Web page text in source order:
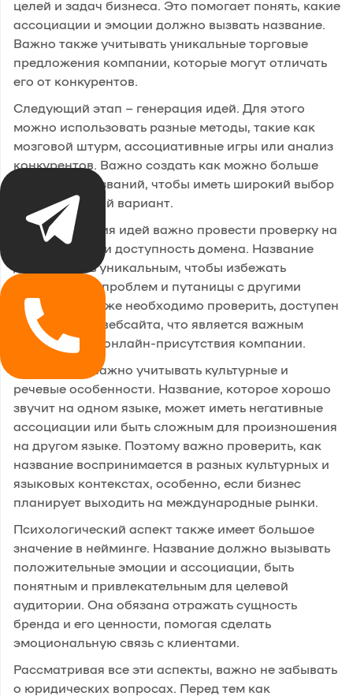
целей и задач бизнеса. Это помогает понять, какие
ассоциации и эмоции должно вызвать название.
Важно также учитывать уникальные торговые
предложения компании, которые могут отличать
его от конкурентов.
Следующий этап – генерация идей. Для этого
можно использовать разные методы, такие как
мозговой штурм, ассоциативные игры или анализ
конкурентов. Важно создать как можно больше
вариантов названий, чтобы иметь широкий выбор
и найти лучший вариант.
После создания идей важно провести проверку на
уникальность и доступность домена. Название
должно быть уникальным, чтобы избежать
юридических проблем и путаницы с другими
брендами. Также необходимо проверить, доступен
ли домен для вебсайта, что является важным
аспектом для онлайн-присутствия компании.
Кроме того, важно учитывать культурные и
речевые особенности. Название, которое хорошо
звучит на одном языке, может иметь негативные
ассоциации или быть сложным для произношения
на другом языке. Поэтому важно проверить, как
название воспринимается в разных культурных и
языковых контекстах, особенно, если бизнес
планирует выходить на международные рынки.
Психологический аспект также имеет большое
значение в нейминге. Название должно вызывать
положительные эмоции и ассоциации, быть
понятным и привлекательным для целевой
аудитории. Она обязана отражать сущность
бренда и его ценности, помогая сделать
эмоциональную связь с клиентами.
Рассматривая все эти аспекты, важно не забывать
о юридических вопросах. Перед тем как